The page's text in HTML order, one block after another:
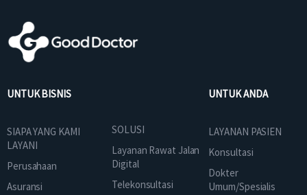
UNTUK BISNIS
SIAPA YANG KAMI
LAYANI
Perusahaan
Asuransi
SOLUSI
Layanan Rawat Jalan
Digital
Telekonsultasi
UNTUK ANDA
LAYANAN PASIEN
Konsultasi
Dokter
Umum/Spesialis